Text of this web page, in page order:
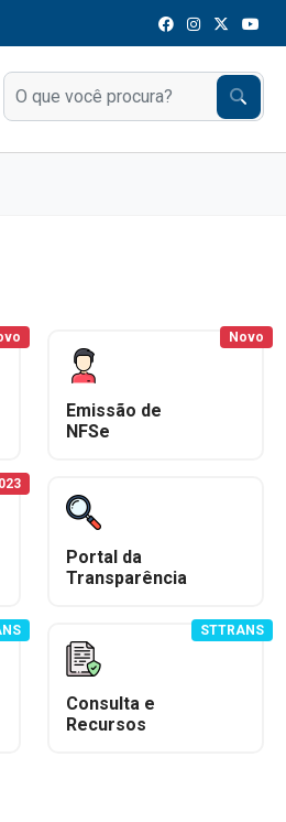
Emissão de
NFSe
Novo
Portal da
Transparência
Consulta e
Recursos
STTRANS